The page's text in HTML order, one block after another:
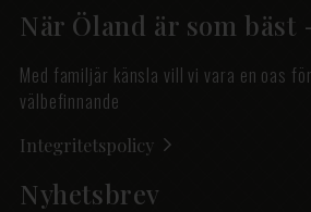
När Öland är som
Med familjär känsla vill vi vara en oas
välbefinnande
Integritetspolicy
Nyhetsbrev